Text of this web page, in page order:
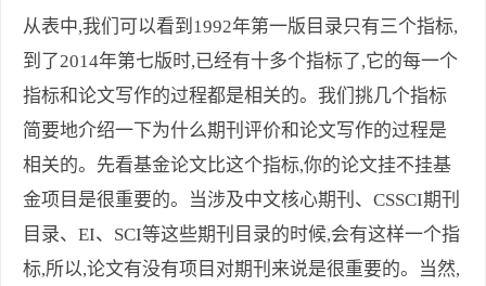
从表中,我们可以看到1992年第一版目录只有三个指标,
到了2014年第七版时,已经有十多个指标了,它的每一个
指标和论文写作的过程都是相关的。我们挑几个指标
简要地介绍一下为什么期刊评价和论文写作的过程是
相关的。先看基金论文比这个指标,你的论文挂不挂基
金项目是很重要的。当涉及中文核心期刊、CSSCI期刊
目录、EI、SCI等这些期刊目录的时候,会有这样一个指
标,所以,论文有没有项目对期刊来说是很重要的。当然,